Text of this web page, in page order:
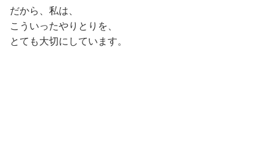
だから、私は、
こういったやりとりを、
とても大切にしています。